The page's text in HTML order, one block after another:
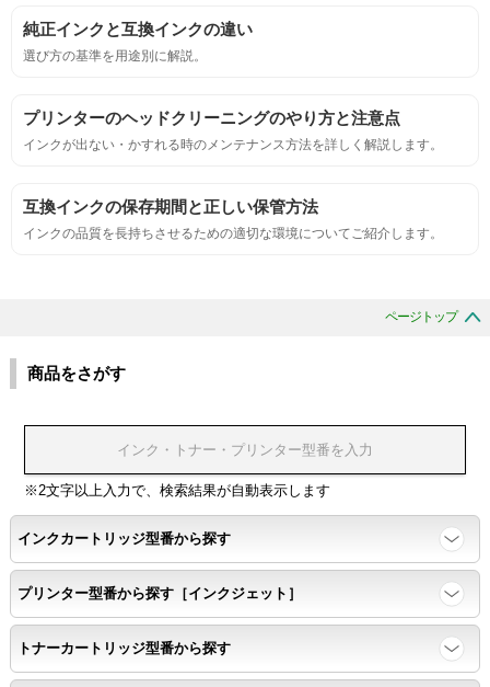
におい
互換性
色同士のにじみがないこと。
浸透性
浸透性テスト用のサンプルを印刷する。
任意の色を背景として使用し、
背景と違う色で8号サイズのArialフォントで
鮮明に印刷できること。
速乾性
純正インクと互換インクの違い
選び方の基準を用途別に解説。
プリンターのヘッドクリーニングのやり方と注意点
インクが出ない・かすれる時のメンテナンス方法を詳しく解説します。
互換インクの保存期間と正しい保管方法
インクの品質を長持ちさせるための適切な環境についてご紹介します。
ページトップ
商品をさがす
※2文字以上入力で、検索結果が自動表示します
インクカートリッジ型番から探す
プリンター型番から探す［インクジェット］
トナーカートリッジ型番から探す